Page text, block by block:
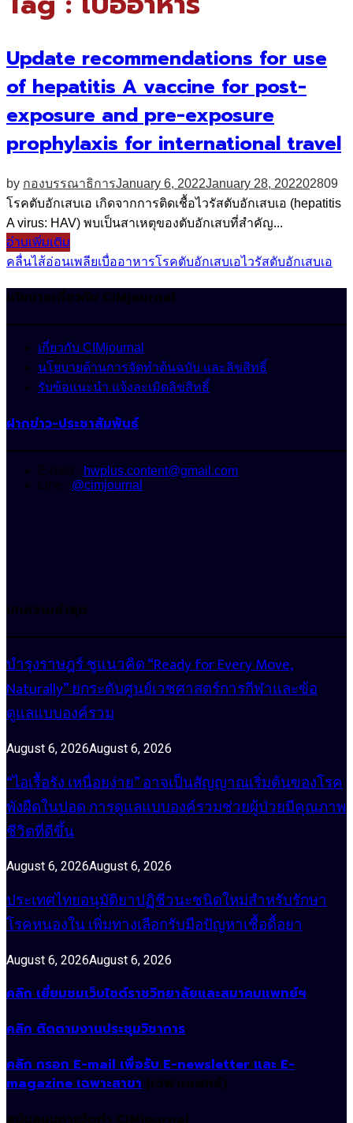
Update recommendations for use
of hepatitis A vaccine for post-
exposure and pre-exposure
prophylaxis for international travel
by กองบรรณาธิการJanuary 6, 2022January 28, 202202809
โรคตับอักเสบเอ เกิดจากการติดเชื้อไวรัสตับอักเสบเอ (hepatitis
A virus: HAV) พบเป็นสาเหตุของตับอักเสบที่สำคัญ...
อ่านเพิ่มเติม
คลื่นไส้อ่อนเพลียเบื่ออาหารโรคตับอักเสบเอไวรัสตับอักเสบเอ
นโยบายเกี่ยวกับ CIMjournal
เกี่ยวกับ CIMjournal
นโยบายด้านการจัดทำต้นฉบับ และลิขสิทธิ์
รับข้อแนะนำ แจ้งละเมิดลิขสิทธิ์
ฝากข่าว-ประชาสัมพันธ์
E-mail : hwplus.content@gmail.com
Line : @cimjournal
บทความล่าสุด
บำรุงราษฎร์ ชูแนวคิด “Ready for Every Move,
Naturally” ยกระดับศูนย์เวชศาสตร์การกีฬาและข้อ
ดูแลแบบองค์รวม
August 6, 2026August 6, 2026
“ไอเรื้อรัง เหนื่อยง่าย” อาจเป็นสัญญาณเริ่มต้นของโรค
พังผืดในปอด การดูแลแบบองค์รวมช่วยผู้ป่วยมีคุณภาพ
ชีวิตที่ดีขึ้น
August 6, 2026August 6, 2026
ประเทศไทยอนุมัติยาปฏิชีวนะชนิดใหม่สำหรับรักษา
โรคหนองใน เพิ่มทางเลือกรับมือปัญหาเชื้อดื้อยา
August 6, 2026August 6, 2026
คลิก เยี่ยมชมเว็บไซต์ราชวิทยาลัยและสมาคมแพทย์ฯ
คลิก ติดตามงานประชุมวิชาการ
คลิก กรอก E-mail เพื่อรับ E-newsletter และ E-
magazine เฉพาะสาขา (เฉพาะแพทย์)